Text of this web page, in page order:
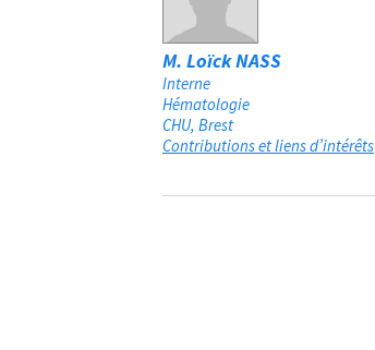
M. Loïck NASS
Interne
Hématologie
CHU Brest
Contributions et liens d’intérêts